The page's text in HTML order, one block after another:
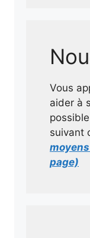
Vous
aider à
suivant
page)